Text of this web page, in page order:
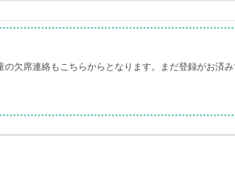
欠席連絡もこちらからとなります。まだ登録がお済